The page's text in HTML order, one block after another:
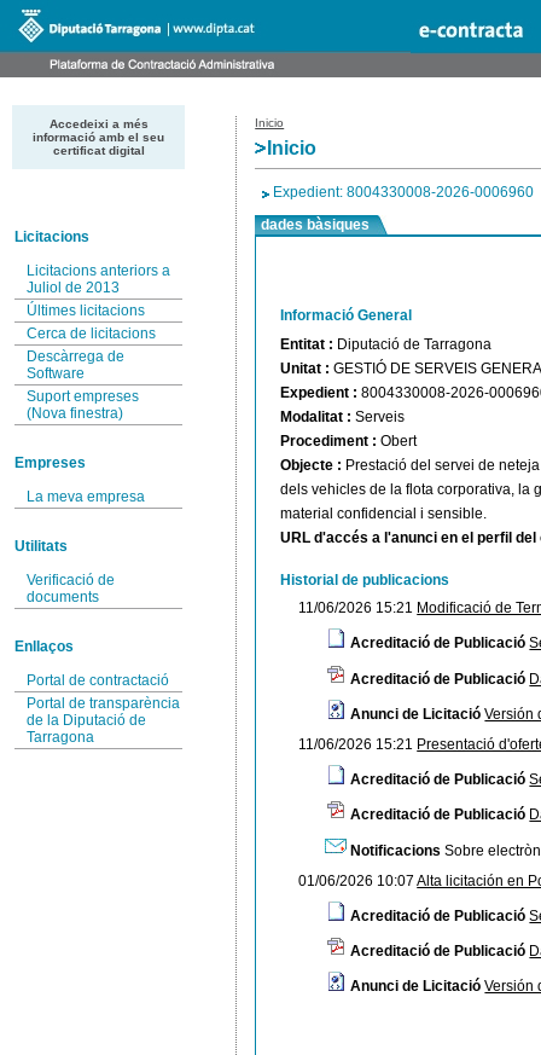
Accedeixi a més
informació amb el seu
certificat digital
Licitacions
Licitacions anteriors a
Juliol de 2013
Últimes licitacions
Cerca de licitacions
Descàrrega de
Software
Suport empreses
(Nova finestra)
Empreses
La meva empresa
Utilitats
Verificació de
documents
Enllaços
Portal de contractació
Portal de transparència
de la Diputació de
Tarragona
Inicio
Inicio
Expedient: 8004330008-2026-0006960
dades bàsiques
Informació General
Entitat : Diputació de Tarragona
Unitat :GESTIÓ DE SERVEIS
Expedient :8004330008-2026-
Modalitat :Serveis
Procediment :Obert
Objecte : Prestació del servei de
dels vehicles de la flota corporativa, la
material confidencial i sensible.
URL d'accés a l'anunci en el perfil
Historial de publicacions
11/06/2026 15:21 Modificació de
Acreditació de Publicació
Acreditació de Publicació
Anunci de Licitació Versión
11/06/2026 15:21 Presentació
Acreditació de Publicació
Acreditació de Publicació
Notificacions Sobre
01/06/2026 10:07Alta licitación en
Acreditació de Publicació
Acreditació de Publicació
Anunci de Licitació Versión